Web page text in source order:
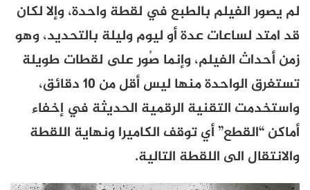
لم يصور الفيلم بالطبع في لقطة واحدة، وإلا لكان
قد امتد لساعات عدة أو ليوم وليلة بالتحديد، وهو
زمن أحداث الفيلم، وإنما صُور على لقطات طويلة
تستغرق الواحدة منها ليس أقل من 10 دقائق،
واستخدمت التقنية الرقمية الحديثة في إخفاء
أماكن “القطع” أي توقف الكاميرا ونهاية اللقطة
والانتقال الى اللقطة التالية.